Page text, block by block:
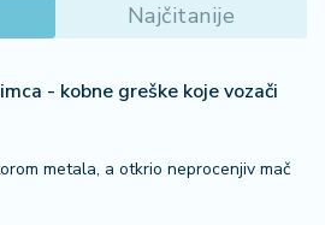
Najčitanije
- kobne greške koje vozači
metala, a otkrio neprocenjiv mač